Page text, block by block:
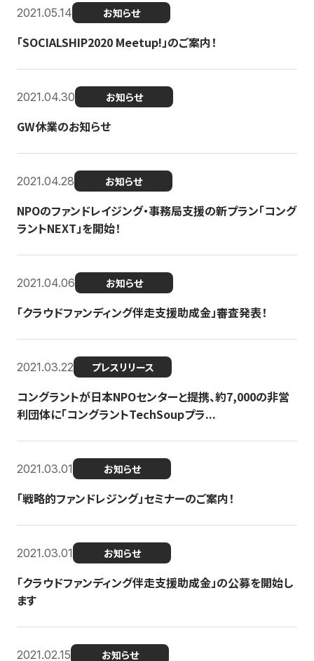
2021.05.14 お知らせ
「SOCIALSHIP2020 Meetup!」のご案内！
2021.04.30 お知らせ
GW休業のお知らせ
2021.04.28 お知らせ
NPOのファンドレイジング・事務局支援の新プラン「コング
ラントNEXT」を開始！
2021.04.06 お知らせ
「クラウドファンディング伴走支援助成金」審査発表！
2021.03.22 プレスリリース
コングラントが日本NPOセンターと提携、約7,000の非営
利団体に「コングラントTechSoupプラ...
2021.03.01 お知らせ
「戦略的ファンドレジング」セミナーのご案内！
2021.03.01 お知らせ
「クラウドファンディング伴走支援助成金」の公募を開始し
ます
2021.02.15 お知らせ